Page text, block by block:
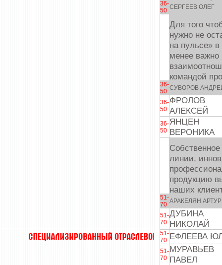
36-
50 СЕРГЕЕВ ОЛЕГ
Для того
нужно не
на пульсе»
менее важно
командой
36-
50 СУВОРОВ
36-
50
ФРОЛОВ
АЛЕКСЕЙ
36-
50
ЯНЦЕН
ВЕРОНИКА
линии,
продукцию
наших
51-
70 АРАКЕЛЯН АРТУР
51-
70
ДУБИНА
НИКОЛАЙ
51-
70 ЕФЛЕЕВА
51-
70
МУРАВЬЕВ
ПАВЕЛ